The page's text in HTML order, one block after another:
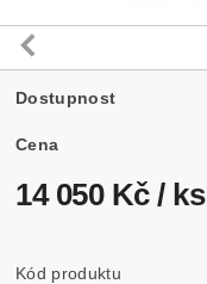
Dostupnost
Cena
14 050 Kč/ ks
Kód produktu